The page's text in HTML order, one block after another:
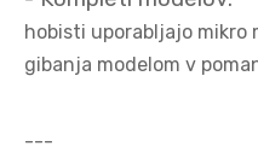
hobisti uporabljajo mikro
gibanja modelom v